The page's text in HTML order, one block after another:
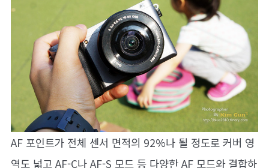
AF 포인트가 전체 센서 면적의 92%나 될 정도로 커버 영
역도 넓고 AF-C나 AF-S 모드 등 다양한 AF 모드와 결합하